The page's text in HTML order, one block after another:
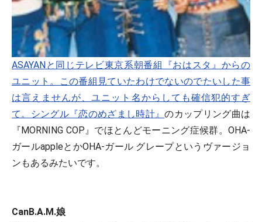
ASAYANと同じテレビ東京系朝番組『おはスタ』からの
ユニット。この番組見ていたわけでないのでたいした事
は言えませんが、ユニット名からしても確信犯的すぎ
て。シングル 『恋のめざまし時計』のカップリング曲は
『MORNING COP』でほとんどモーニング症候群。OHA-
ガールappleとかOHA-ガール グレープというヴァージョ
ンもあるみたいです。
CanB.A.M.娘